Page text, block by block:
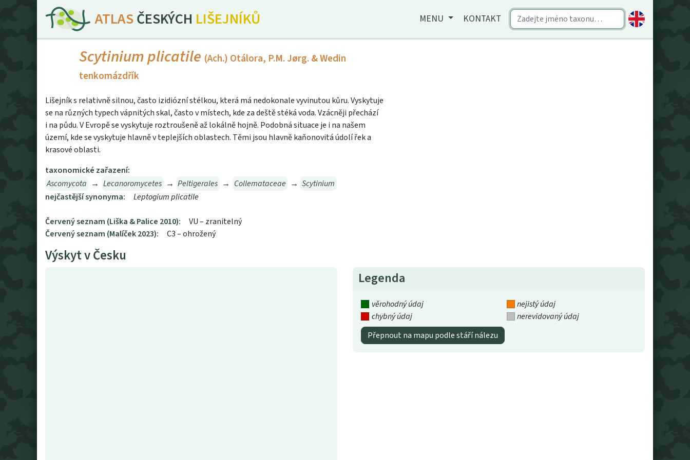
ATLASČESKÝCH LIŠEJNÍKŮ MENU KONTAKT
Scytinium plicatile (Ach.) Otálora, P.M. Jørg. & Wedin
tenkomázdřík
Lišejník s relativně silnou, často izidiózní stélkou, která má nedokonale vyvinutou kůru. Vyskytuje
se na různých typech vápnitých skal, často v místech, kde za deště stéká voda. Vzácněji přechází
i na půdu. V Evropě se vyskytuje roztroušeně až lokálně hojně. Podobná situace je i na našem
území, kde se vyskytuje hlavně v teplejších oblastech. Těmi jsou hlavně kaňonovitá údolí řek a
krasové oblasti.
taxonomické zařazení:
Ascomycota → Lecanoromycetes → Peltigerales → Collemataceae → Scytinium
nejčastější synonyma:
Leptogium plicatile
Červený seznam (Liška & Palice 2010):
VU – zranitelný
Červený seznam (Malíček 2023):
C3 – ohrožený
Výskyt v Česku
Legenda
věrohodný údaj
nejistý údaj
chybný údaj
nerevidovaný údaj
Přepnout na mapu podle stáří nálezu